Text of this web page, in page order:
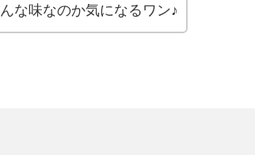
な味なのか気になるワン♪